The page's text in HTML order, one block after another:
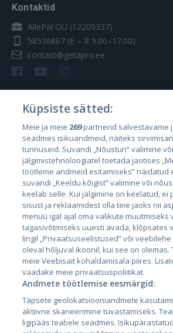
Kontaktid
AllePal OÜ (12209337)
58536867 (E – R 9.00–17.00)
contact@getapro.ee
Riigid
Eesti
Läti
Leedu
City24.lv
City24.ee
GetaPro.lv
CVbankas.lt
Kainos.lt
Küpsiste sätted:
Meie ja meie 269partnerid salvestavame
seadmes isikuandmeid, näiteks
tunnuseid. Suvandi „Nõustun” valimine
jälgimistehnoloogiatel toetada jaotises
töötleme andmeid esitamiseks” näidatud
suvandi „Keeldu kõigist” valimine või
keelab selle. Kui jälgimine on keelatud, ei
sisust ja reklaamidest olla teie jaoks nii
menüü igal ajal oma valikute muutmiseks
tagasivõtmiseks uuesti avada, klõpsates
lingil „Privaatsuseelistused” või
oleval hõljuval ikoonil, kui see on
meie Veebisait kohaldamisala piires.
vaadake meie privaatsuspoliitikat.
Andmete töötlemise eesmärgid:
Täpsete geolokatsiooniandmete
aktiivne skaneerimine tuvastamiseks.
ligipääs teabele seadmes.